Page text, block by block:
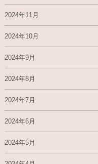
2024年11月
2024年10月
2024年9月
2024年8月
2024年7月
2024年6月
2024年5月